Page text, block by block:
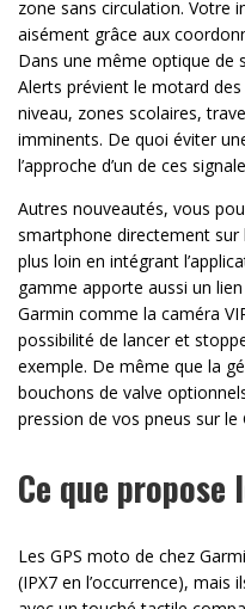
zone sans circulation. Votre
aisément grâce aux
Dans une même optique de
Alerts prévient le motard
niveau, zones scolaires,
imminents. De quoi éviter
l’approche d’un de ces
Autres nouveautés, vous
smartphone directement sur
plus loin en intégrant
gamme apporte aussi un
Garmin comme la caméra
possibilité de lancer et
exemple. De même que la
bouchons de valve
pression de vos pneus sur le
Ce que propose
Les GPS moto de chez
(IPX7 en l’occurrence),